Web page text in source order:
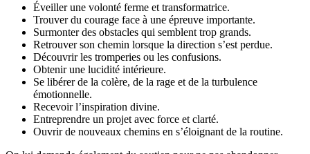
Éveiller une volonté ferme et transformatrice.
Trouver du courage face à une épreuve importante.
Surmonter des obstacles qui semblent trop grands.
Retrouver son chemin lorsque la direction s’est perdue.
Découvrir les tromperies ou les confusions.
Obtenir une lucidité intérieure.
Se libérer de la colère, de la rage et de la turbulence
émotionnelle.
Recevoir l’inspiration divine.
Entreprendre un projet avec force et clarté.
Ouvrir de nouveaux chemins en s’éloignant de la routine.